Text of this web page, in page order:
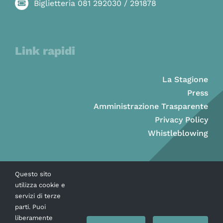
Biglietteria 081 292030 / 291878
Link rapidi
La Stagione
Press
Amministrazione Trasparente
Privacy Policy
Whistleblowing
Questo sito
utilizza cookie e
servizi di terze
parti. Puoi
liberamente